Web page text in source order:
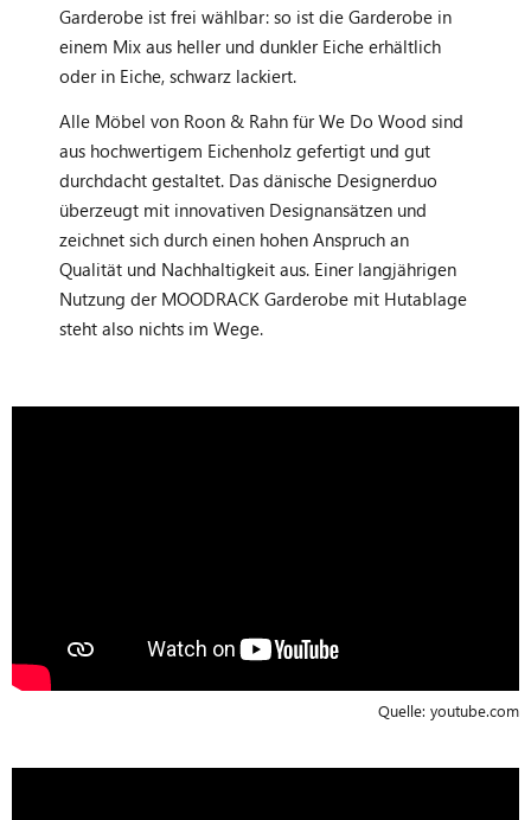
Garderobe ist frei wählbar: so ist die Garderobe in
einem Mix aus heller und dunkler Eiche erhältlich
oder in Eiche, schwarz lackiert.
Alle Möbel von Roon & Rahn für We Do Wood sind
aus hochwertigem Eichenholz gefertigt und gut
durchdacht gestaltet. Das dänische Designerduo
überzeugt mit innovativen Designansätzen und
zeichnet sich durch einen hohen Anspruch an
Qualität und Nachhaltigkeit aus. Einer langjährigen
Nutzung der MOODRACK Garderobe mit Hutablage
steht also nichts im Wege.
Quelle: youtube.com